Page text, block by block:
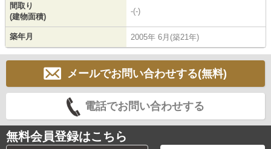
間取り
(建物面積)
-(-)
築年月 2005年 6月(築21年)
メールでお問い合わせする(無料)
電話でお問い合わせする
無料会員登録はこちら